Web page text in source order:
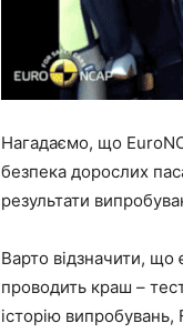
Нагадаємо, що
безпека дорослих
результати
Варто відзначити,
проводить краш –
історію